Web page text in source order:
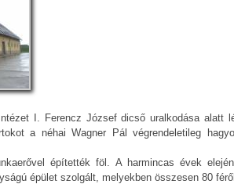
I. Ferencz József dicső uralkodása alatt
a néhai Wagner Pál végrendeletileg
építették föl. A harmincas évek
épület szolgált, melyekben összesen 80